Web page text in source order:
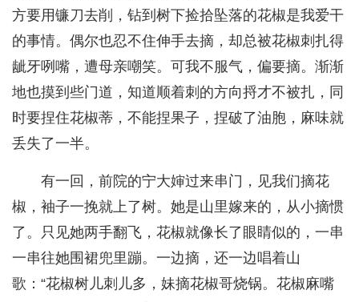
方要用镰刀去削，钻到树下捡拾坠落的花椒是我爱干
的事情。偶尔也忍不住伸手去摘，却总被花椒刺扎得
龇牙咧嘴，遭母亲嘲笑。可我不服气，偏要摘。渐渐
地也摸到些门道，知道顺着刺的方向捋才不被扎，同
时要捏住花椒蒂，不能捏果子，捏破了油胞，麻味就
丢失了一半。
有一回，前院的宁大婶过来串门，见我们摘花
椒，袖子一挽就上了树。她是山里嫁来的，从小摘惯
了。只见她两手翻飞，花椒就像长了眼睛似的，一串
一串往她围裙兜里蹦。一边摘，还一边唱着山
歌：“花椒树儿刺儿多，妹摘花椒哥烧锅。花椒麻嘴